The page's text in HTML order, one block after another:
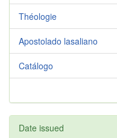
Théologie
Apostolado lasaliano
Catálogo
Date issued